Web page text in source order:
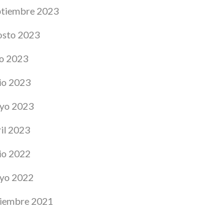
2023
2023
2023
2023
2023
2023
2022
2022
2021